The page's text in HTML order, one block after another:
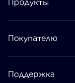
Продукты
Покупателю
Поддержка